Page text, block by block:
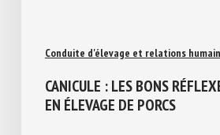
Conduite d'élevage et relations
CANICULE : LES BONS
ADOPTER EN ÉLEVAGE DE